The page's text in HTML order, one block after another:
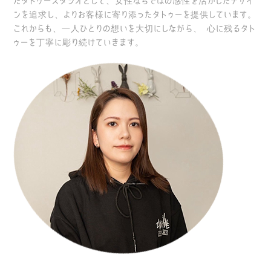
ンを追求し、よりお客様に寄り添ったタトゥーを提供しています。
これからも、一人ひとりの想いを大切にしながら、
心に残るタト
ゥーを丁寧に彫り続けていきます。